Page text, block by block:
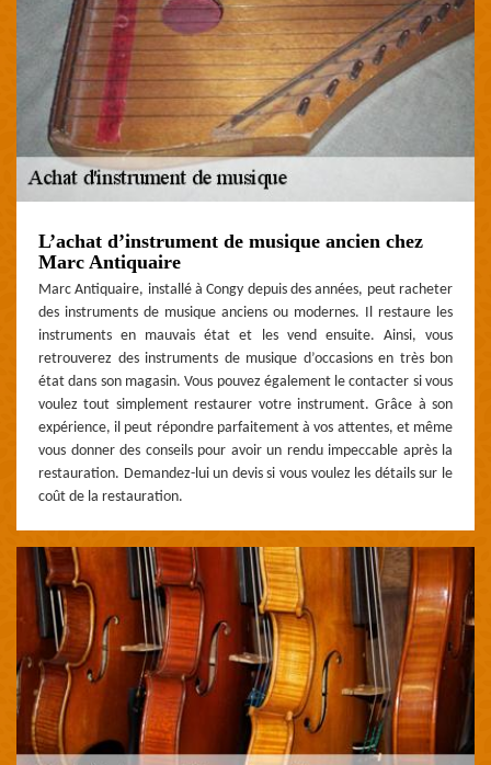
L’achat d’instrument de musique ancien chez
Marc Antiquaire
Marc Antiquaire, installé à Congy depuis des années, peut racheter
des instruments de musique anciens ou modernes. Il restaure les
instruments en mauvais état et les vend ensuite. Ainsi, vous
retrouverez des instruments de musique d’occasions en très bon
état dans son magasin. Vous pouvez également le contacter si vous
voulez tout simplement restaurer votre instrument. Grâce à son
expérience, il peut répondre parfaitement à vos attentes, et même
vous donner des conseils pour avoir un rendu impeccable après la
restauration. Demandez-lui un devis si vous voulez les détails sur le
coût de la restauration.